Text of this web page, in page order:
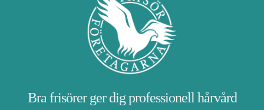
Bra frisörer ger dig professionell hårvård